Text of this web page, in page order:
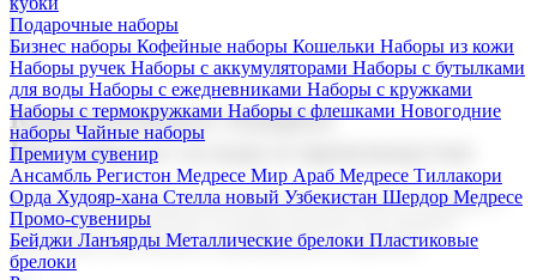
Подарочные наборы
Бизнес наборы Кофейные наборы Кошельки Наборы из кожи
Наборы ручек Наборы с аккумуляторами Наборы с бутылками
для воды Наборы с ежедневниками Наборы с кружками
Наборы с термокружками Наборы с флешками Новогодние
наборы Чайные наборы
Премиум сувенир
Ансамбль Регистон Медресе Мир Араб Медресе Тиллакори
Орда Худояр-хана Стелла новый Узбекистан Шердор Медресе
Промо-сувениры
Бейджи Ланъярды Металлические брелоки Пластиковые
брелоки
Корпоративные подарки
Поставка со склада и производство
Мы предлагаем широкий выбор корпоративных подарков и
сувениров с логотипом. В нашем каталоге вы найдете
продукцию для бизнеса, мероприятия и клиентов.